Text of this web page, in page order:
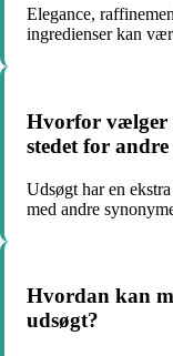
Elegance,
ingredienser kan
Hvorfor vælger
stedet for
Udsøgt har en
med andre
Hvordan kan
udsøgt?